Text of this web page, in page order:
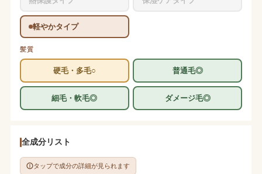
軽やかタイプ
髪質
硬毛・多毛○ 普通毛◎
細毛・軟毛◎ ダメージ毛◎
全成分リスト
タップで成分の詳細が見られます